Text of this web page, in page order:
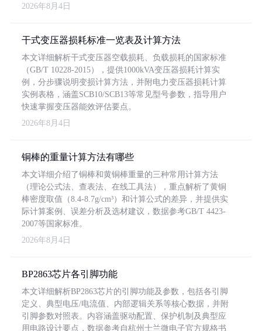
2026年8月4日
干式变压器损耗标准一览表及计算方法
本文详细解析干式变压器空载损耗、负载损耗的国家标准
（GB/T 10228-2015），提供1000kVA变压器损耗计算实
例，分步骤说明变损计算方法，并附电力变压器损耗计算
实例表格，涵盖SCB10/SCB13等常见型号参数，指导用户
快速掌握变压器能效评估要点。
2026年8月4日
铜棒的重量计算方法有哪些
本文详细介绍了铜棒和黄铜棒重量的三种常用计算方法
（理论公式法、查表法、在线工具法），重点解析了黄铜
棒密度取值（8.4-8.7g/cm³）和计算公式的差异，并提供实
际计算案例、误差分析及选材建议，数据参考GB/T 4423-
2007等国家标准。
2026年8月4日
BP2863芯片各引脚功能
本文详细解析BP2863芯片的引脚功能及参数，包括各引脚
定义、典型电压/电流值、内部逻辑关系等核心数据，并附
引脚参数对照表。内容涵盖驱动配置、保护机制及典型应
用电路设计要点，数据参考自杭州士兰微电子官方规格书